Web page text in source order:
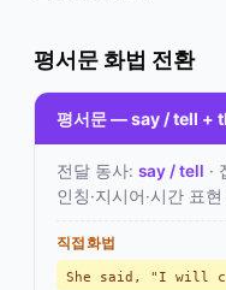
평서문 화법 전환
평서문 — say / tell +
전달 동사: say / tell ·
인칭·지시어·시간 표
직접화법
She said, "I will